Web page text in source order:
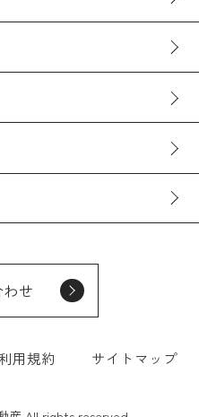
せ
用規約 サイトマップ